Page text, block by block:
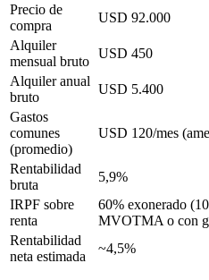
Precio de
compra
USD 92.000
Alquiler
mensual bruto
USD 450
Alquiler anual
bruto
USD 5.400
Gastos
comunes
(promedio)
USD 120/mes
Rentabilidad
bruta
5,9%
IRPF sobre
renta
60% exonerado
MVOTMA o con
Rentabilidad
neta estimada
~4,5%